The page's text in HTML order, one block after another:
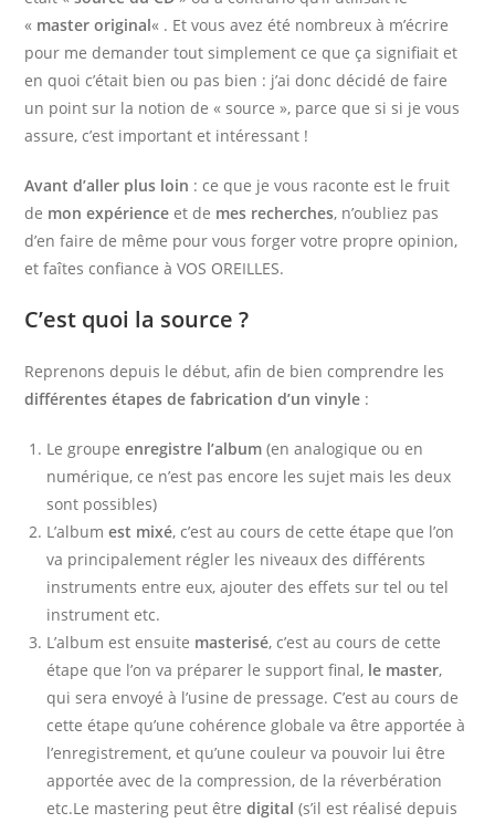
« master original« . Et vous avez été nombreux à m’écrire
pour me demander tout simplement ce que ça signifiait et
en quoi c’était bien ou pas bien : j’ai donc décidé de faire
un point sur la notion de « source », parce que si si je vous
assure, c’est important et intéressant !
Avant d’aller plus loin : ce que je vous raconte est le fruit
de mon expérience et de mes recherches, n’oubliez pas
d’en faire de même pour vous forger votre propre opinion,
et faîtes confiance à VOS OREILLES.
C’est quoi la source ?
Reprenons depuis le début, afin de bien comprendre les
différentes étapes de fabrication d’un vinyle :
Le groupeenregistre l’album (en analogique ou en
numérique, ce n’est pas encore les sujet mais les deux
sont possibles)
L’albumest mixé, c’est au cours de cette étape que l’on
va principalement régler les niveaux des différents
instruments entre eux, ajouter des effets sur tel ou tel
instrument etc.
L’album est ensuite masterisé, c’est au cours de cette
étape que l’on va préparer le support final, le master,
qui sera envoyé à l’usine de pressage. C’est au cours de
cette étape qu’une cohérence globale va être apportée à
l’enregistrement, et qu’une couleur va pouvoir lui être
apportée avec de la compression, de la réverbération
etc.Le mastering peut êtredigital (s’il est réalisé depuis